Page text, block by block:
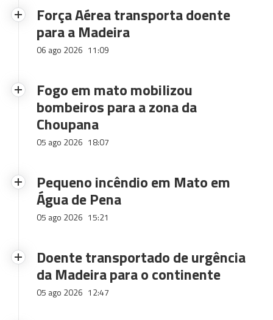
Força Aérea transporta doente
para a Madeira
06 ago 2026 11:09
Fogo em mato mobilizou
bombeiros para a zona da
Choupana
05 ago 2026 18:07
Pequeno incêndio em Mato em
Água de Pena
05 ago 2026 15:21
Doente transportado de urgência
da Madeira para o continente
05 ago 2026 12:47